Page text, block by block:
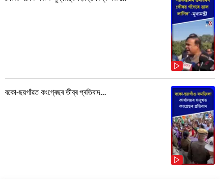
বকো-ছয়গাঁৱত কংগ্ৰেছৰ তীব্ৰ প্ৰতিবাদ...